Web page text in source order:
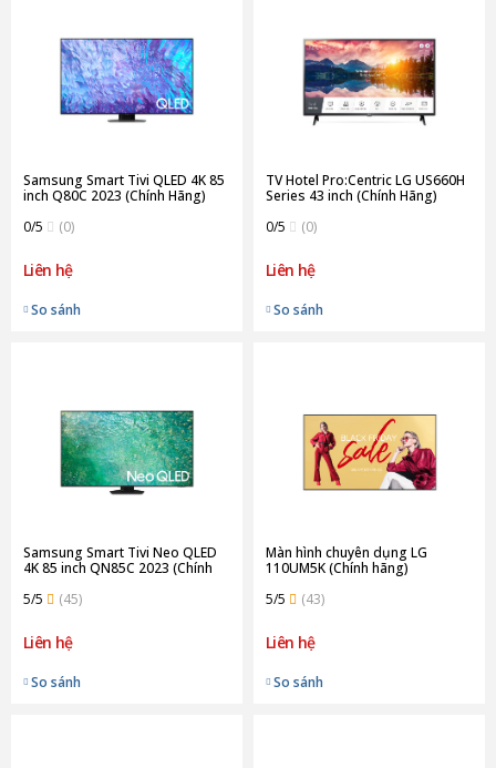
Samsung Smart Tivi QLED 4K 85
inch Q80C 2023 (Chính Hãng)
0/5
(0)
Liên hệ
So sánh
TV Hotel Pro:Centric LG US660H
Series 43 inch (Chính Hãng)
0/5
(0)
Liên hệ
So sánh
Samsung Smart Tivi Neo QLED
4K 85 inch QN85C 2023 (Chính
5/5
(45)
Liên hệ
So sánh
Màn hình chuyên dụng LG
110UM5K (Chính hãng)
5/5
(43)
Liên hệ
So sánh